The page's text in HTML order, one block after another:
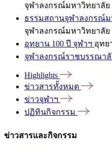
จุฬาลงกรณ์มหาวิทยาลัย
ธรรมสถานจุฬาลงกรณ์ม
จุฬาลงกรณ์มหาวิทยาลัย
อุทยาน 100 ปี จุฬาฯ อุทย
จุฬาลงกรณ์ราชบรรณาลั
Highlights
ข่าวสารทั้งหมด
ข่าวจุฬาฯ
ปฏิทินกิจกรรม
ข่าวสารและกิจกรรม